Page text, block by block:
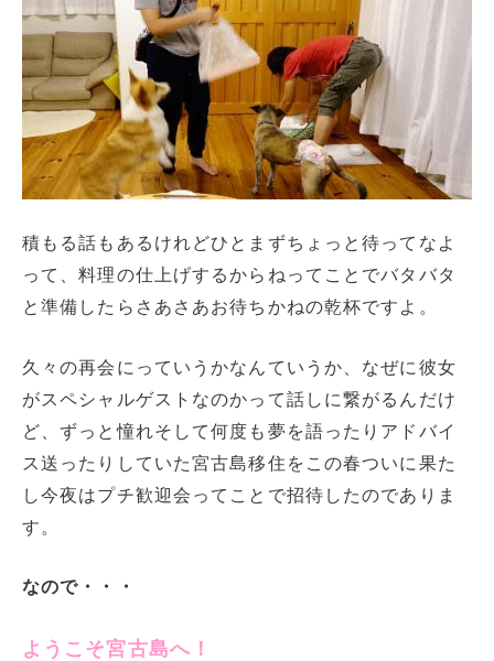
積もる話もあるけれどひとまずちょっと待ってなよ
って、料理の仕上げするからねってことでバタバタ
と準備したらさあさあお待ちかねの乾杯ですよ。
久々の再会にっていうかなんていうか、なぜに彼女
がスペシャルゲストなのかって話しに繋がるんだけ
ど、ずっと憧れそして何度も夢を語ったりアドバイ
ス送ったりしていた宮古島移住をこの春ついに果た
し今夜はプチ歓迎会ってことで招待したのでありま
す。
なので・・・
ようこそ宮古島へ！